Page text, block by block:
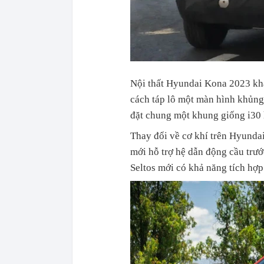
Nội thất Hyundai Kona 2023
cách táp lô một màn hình
đặt chung một khung giống i30
Thay đổi về cơ khí trên
mới hỗ trợ hệ dẫn động cầu
Seltos mới có khả năng tích